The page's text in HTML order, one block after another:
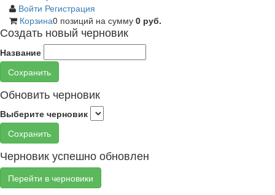
Войти Регистрация
Корзина0 позиций на сумму 0 руб.
Создать новый черновик
Название
Сохранить
Обновить черновик
Выберите черновик
Сохранить
Черновик успешно обновлен
Перейти в черновики